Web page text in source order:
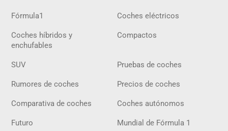
Fórmula1 Coches eléctricos
Coches híbridos y
enchufables
Compactos
SUV Pruebas de coches
Rumores de coches Precios de coches
Comparativa de coches Coches autónomos
Futuro Mundial de Fórmula 1